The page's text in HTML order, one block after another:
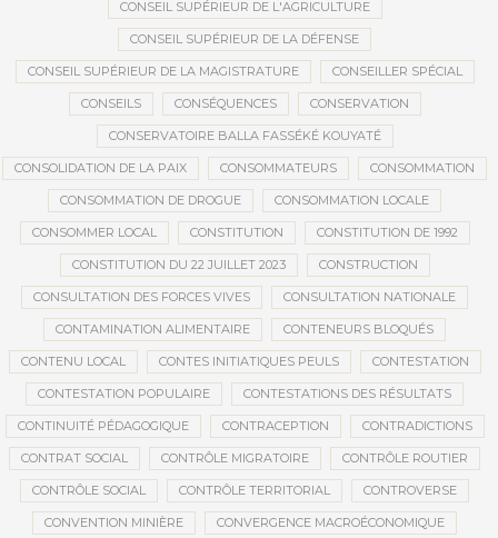
CONSEIL SUPÉRIEUR DE L'AGRICULTURE
CONSEIL SUPÉRIEUR DE LA DÉFENSE
CONSEIL SUPÉRIEUR DE LA MAGISTRATURE CONSEILLER SPÉCIAL
CONSEILS CONSÉQUENCES CONSERVATION
CONSERVATOIRE BALLA FASSÉKÉ KOUYATÉ
CONSOLIDATION DE LA PAIX CONSOMMATEURS CONSOMMATION
CONSOMMATION DE DROGUE CONSOMMATION LOCALE
CONSOMMER LOCAL CONSTITUTION CONSTITUTION DE 1992
CONSTITUTION DU 22 JUILLET 2023 CONSTRUCTION
CONSULTATION DES FORCES VIVES CONSULTATION NATIONALE
CONTAMINATION ALIMENTAIRE CONTENEURS BLOQUÉS
CONTENU LOCAL CONTES INITIATIQUES PEULS CONTESTATION
CONTESTATION POPULAIRE CONTESTATIONS DES RÉSULTATS
CONTINUITÉ PÉDAGOGIQUE CONTRACEPTION CONTRADICTIONS
CONTRAT SOCIAL CONTRÔLE MIGRATOIRE CONTRÔLE ROUTIER
CONTRÔLE SOCIAL CONTRÔLE TERRITORIAL CONTROVERSE
CONVENTION MINIÈRE CONVERGENCE MACROÉCONOMIQUE